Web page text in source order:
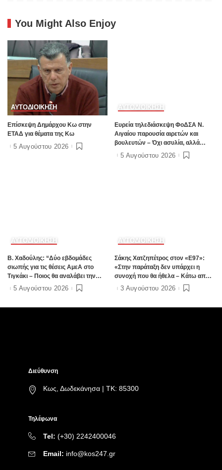
You Might Also Enjoy
ΑΥΤΟΔΙΟΙΚΗΣΗ
Επίσκεψη Δημάρχου Κω στην
ΕΤΑΔ για θέματα της Κω
5 Αυγούστου 2026
ΑΥΤΟΔΙΟΙΚΗΣΗ
Ευρεία τηλεδιάσκεψη ΦοΔΣΑ Ν.
Αιγαίου παρουσία αιρετών και
βουλευτών – Όχι ασυλία, αλλά
αναλογικότητα στην εφαρμογή του
νόμου ζητούν οι αιρετοί με αφορμή
5 Αυγούστου 2026
ΑΥΤΟΔΙΟΙΚΗΣΗ
B. Xαδούλης: “Δύο εβδομάδες
σιωπής για τις θέσεις ΑμεΑ στο
Τιγκάκι – Ποιος θα αναλάβει την
ευθύνη”;
5 Αυγούστου 2026
ΑΥΤΟΔΙΟΙΚΗΣΗ
Σάκης Χατζηπέτρος στον «Ε97»:
«Στην παράταξη δεν υπάρχει η
συνοχή που θα ήθελα – Κάτω από
πέντε οι άνθρωποι που έχω
ξεχωρίσει»
3 Αυγούστου 2026
Διεύθυνση
Κως, Δωδεκάνησα | ΤΚ: 85300
Τηλέφωνα
Tel: (+30) 2242400046
Email: info@kos247.gr